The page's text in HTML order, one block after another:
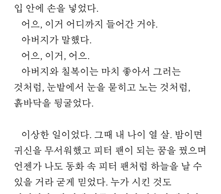
입 안에 손을 넣었다.
어으, 이거 어디까지 들어간 거야.
아버지가 말했다.
어으, 이거, 어으.
아버지와 칠복이는 마치 좋아서 그러는
것처럼, 눈밭에서 눈을 묻히고 노는 것처럼,
흙바닥을 뒹굴었다.
이상한 일이었다. 그때 내 나이 열 살. 밤이면
귀신을 무서워했고 피터 팬이 되는 꿈을 꿨으며
언젠가 나도 동화 속 피터 팬처럼 하늘을 날 수
있을 거라 굳게 믿었다. 누가 시킨 것도